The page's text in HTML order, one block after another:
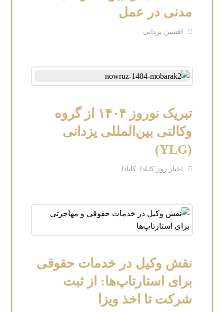
مدنی در عمل
افشین یزدانی
تبریک نوروز ۱۴۰۴ از گروه
وکالتی بین‌المللی یزدانی
(YLG)
اخبار روز کانادا کانادا
نقش وکیل در خدمات حقوقی
برای استارتاپ‌ها: از ثبت
شرکت تا اخذ ویزا